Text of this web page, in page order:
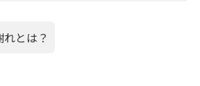
れとは？